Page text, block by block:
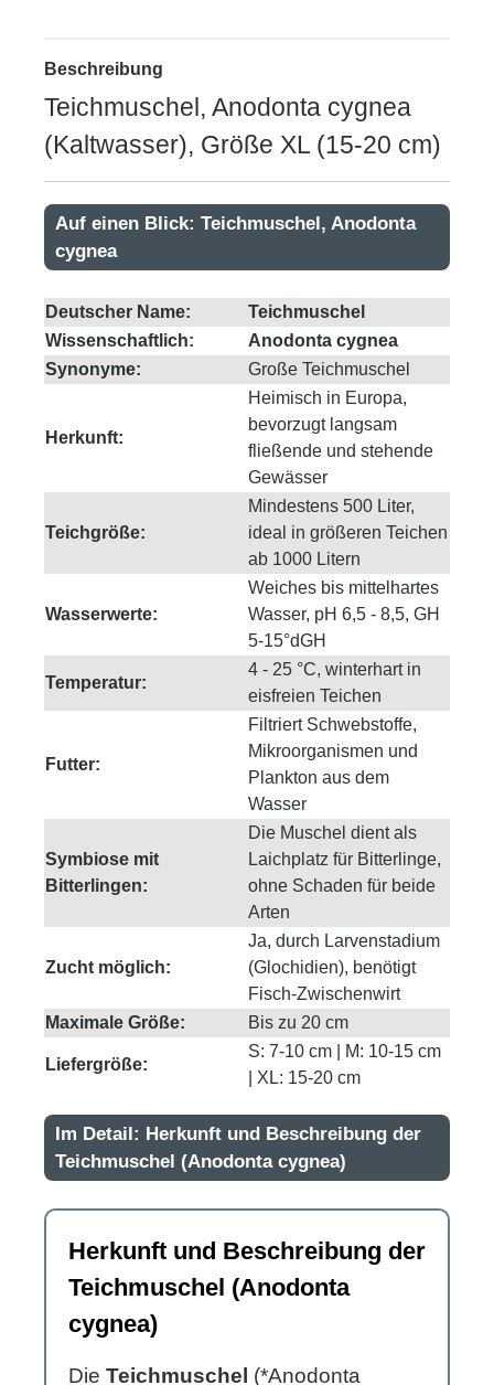
Beschreibung
Teichmuschel, Anodonta cygnea
(Kaltwasser), Größe XL (15-20 cm)
Auf einen Blick: Teichmuschel, Anodonta
cygnea
Deutscher Name:
Teichmuschel
Wissenschaftlich:
Anodonta cygnea
Synonyme:
Große Teichmuschel
Herkunft:
Heimisch in Europa,
bevorzugt langsam
fließende und stehende
Gewässer
Teichgröße:
Mindestens 500 Liter,
ideal in größeren Teichen
ab 1000 Litern
Wasserwerte:
Weiches bis mittelhartes
Wasser, pH 6,5 - 8,5, GH
5-15°dGH
Temperatur:
4 - 25 °C, winterhart in
eisfreien Teichen
Futter:
Filtriert Schwebstoffe,
Mikroorganismen und
Plankton aus dem
Wasser
Symbiose mit
Bitterlingen:
Die Muschel dient als
Laichplatz für Bitterlinge,
ohne Schaden für beide
Arten
Zucht möglich:
Ja, durch Larvenstadium
(Glochidien), benötigt
Fisch-Zwischenwirt
Maximale Größe:
Bis zu 20 cm
Liefergröße:
S: 7-10 cm | M: 10-15 cm
| XL: 15-20 cm
Im Detail: Herkunft und Beschreibung der
Teichmuschel (Anodonta cygnea)
Herkunft und Beschreibung der
Teichmuschel (Anodonta
cygnea)
Die Teichmuschel (*Anodonta